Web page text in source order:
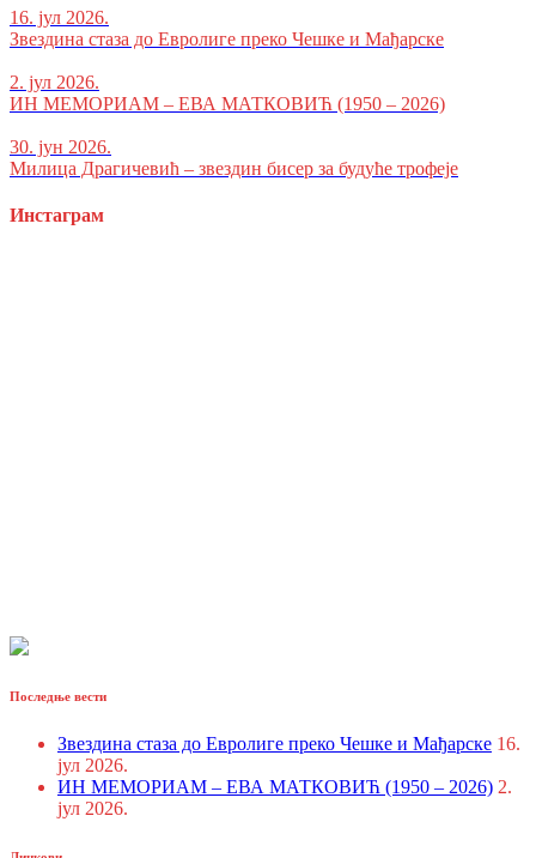
16. јул 2026.
Звездина стаза до Евролиге преко Чешке и Мађарске
2. јул 2026.
ИН МЕМОРИАМ – ЕВА МАТКОВИЋ (1950 – 2026)
30. јун 2026.
Милица Драгичевић – звездин бисер за будуће трофеје
Инстаграм
Последње вести
Звездина стаза до Евролиге преко Чешке и Мађарске 16.
јул 2026.
ИН МЕМОРИАМ – ЕВА МАТКОВИЋ (1950 – 2026) 2.
јул 2026.